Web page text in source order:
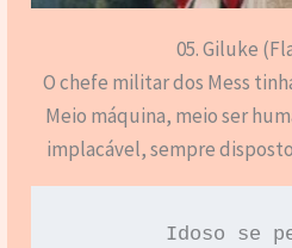
05. Giluke
O chefe militar dos Mess
Meio máquina, meio ser
implacável, sempre
Idoso se